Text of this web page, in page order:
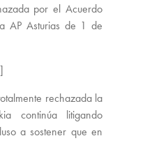
por el Acuerdo
AP Asturias de 1 de
rechazada la
continúa litigando
a sostener que en